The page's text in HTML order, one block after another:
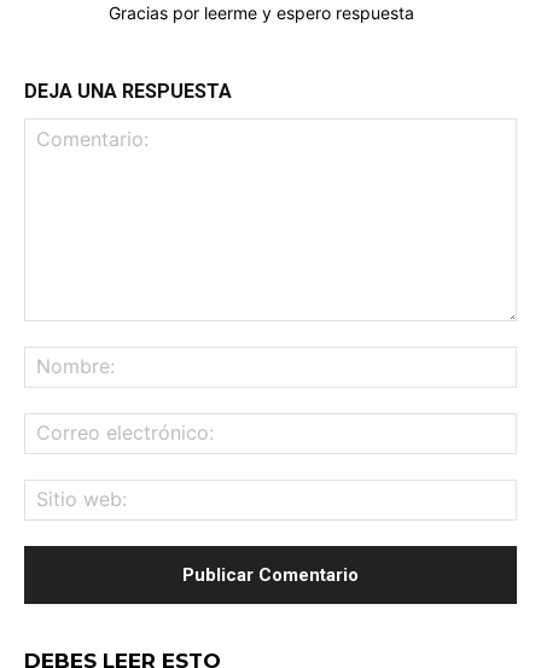
Gracias por leerme y espero respuesta
DEJA UNA RESPUESTA
DEBES LEER ESTO